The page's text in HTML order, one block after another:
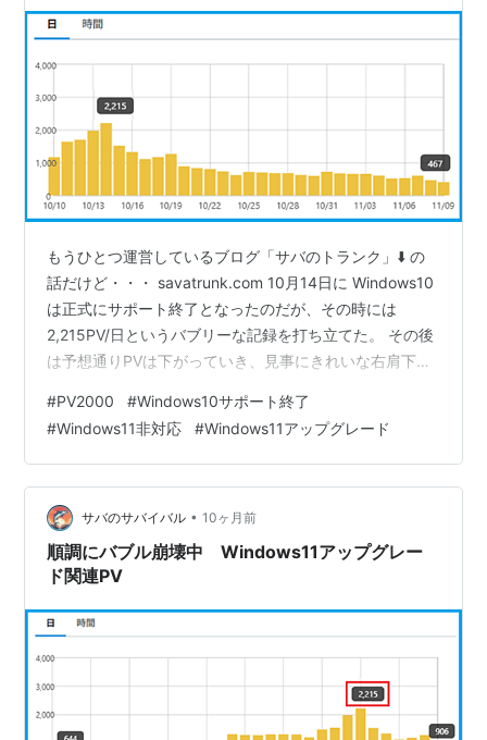
もうひとつ運営しているブログ「サバのトランク」⬇️ の
話だけど・・・ savatrunk.com 10月14日に Windows10
は正式にサポート終了となったのだが、その時には
2,215PV/日というバブリーな記録を打ち立てた。 その後
は予想通りPVは下がっていき、見事にきれいな右肩下が
グレードはあきらめつつあるかな？ （上記グラフの PV
の数字は合成している） とはいえ、今この文章を書いて
いるPCも、2016年製で Win11へ無理やりアップグレード
したもの。ごくまれにフリーズすることはあるけど、ほ
とんど問題なく使えている。なにしろメ…
#PV2000 #Windows10サポート終了
#Windows11非対応 #Windows11アップグレード
サバのサバイバル • 10ヶ月前
順調にバブル崩壊中 Windows11アップグレー
ド関連PV